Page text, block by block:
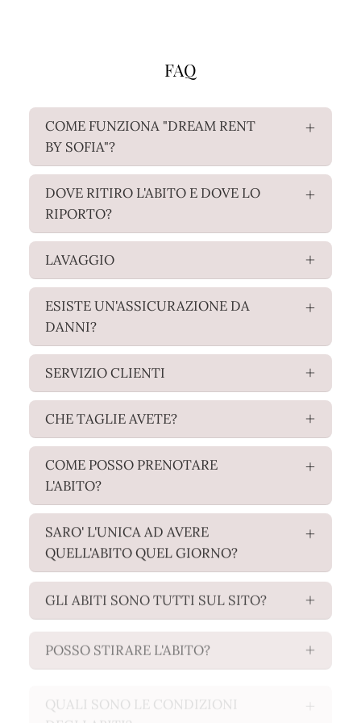
FAQ
COME FUNZIONA "DREAM RENT
BY SOFIA"?
DOVE RITIRO L'ABITO E DOVE LO
RIPORTO?
LAVAGGIO
ESISTE UN'ASSICURAZIONE DA
DANNI?
SERVIZIO CLIENTI
CHE TAGLIE AVETE?
COME POSSO PRENOTARE
L'ABITO?
SARO' L'UNICA AD AVERE
QUELL'ABITO QUEL GIORNO?
GLI ABITI SONO TUTTI SUL SITO?
POSSO STIRARE L'ABITO?
DEGLI ABITI?